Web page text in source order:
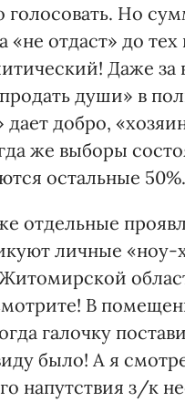
голосовать. Но
«не отдаст» до
Даже за
души» в
добро,
же выборы
остальные 50%.
отдельные
личные «ноу-
В
галочку
было! А я
напутствия з/к